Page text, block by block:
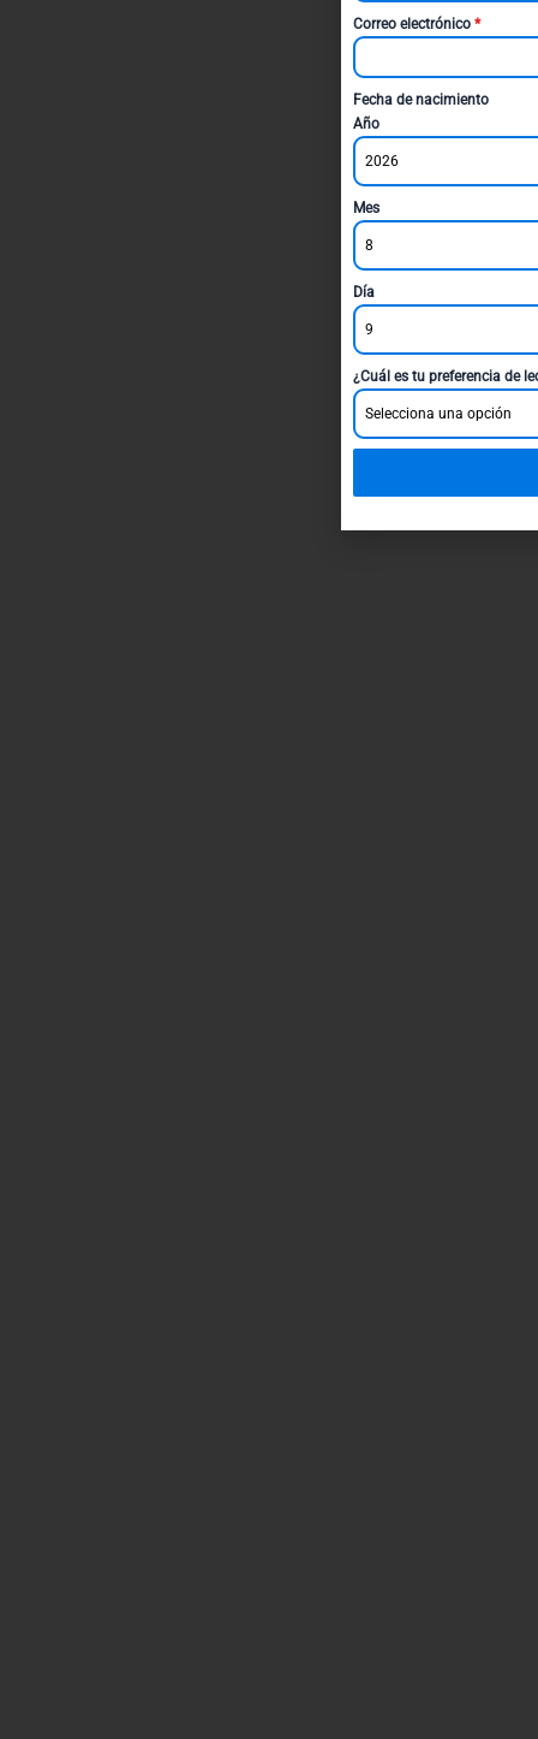
Correo electrónico *
Fecha de nacimiento
Año
2026
Mes
8
Día
9
¿Cuál es tu preferencia de
Selecciona una opción